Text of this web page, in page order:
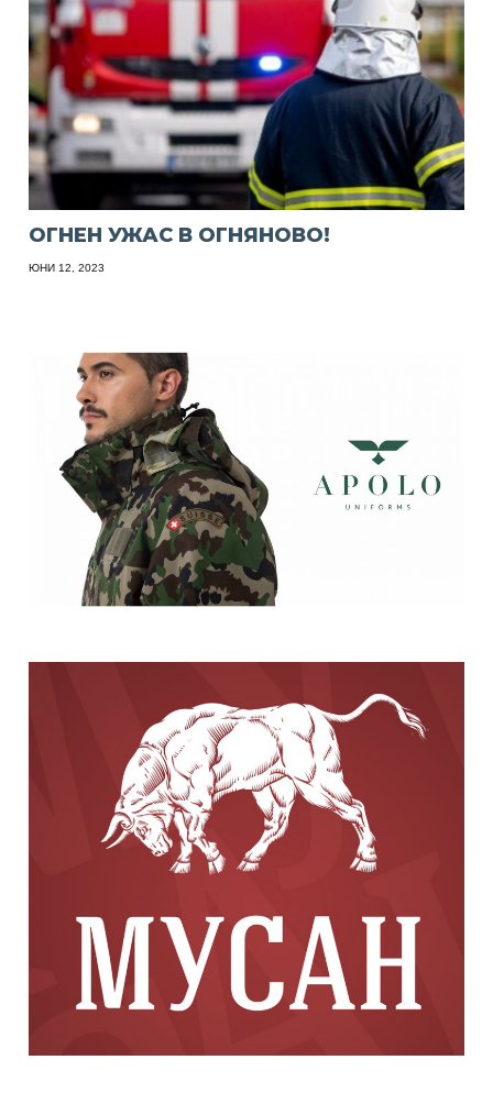
ОГНЕН УЖАС В ОГНЯНОВО!
ЮНИ 12, 2023